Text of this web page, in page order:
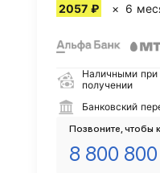
2057 ₽ 6
Наличными при
получении
Банковский
Позвоните, чтобы
8 800